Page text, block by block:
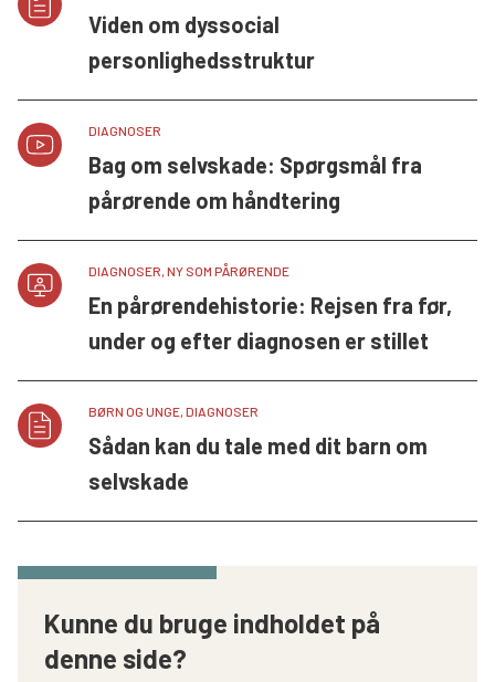
Viden om dyssocial
personlighedsstruktur
DIAGNOSER
Bag om selvskade: Spørgsmål fra
pårørende om håndtering
DIAGNOSER, NY SOM PÅRØRENDE
En pårørendehistorie: Rejsen fra før,
under og efter diagnosen er stillet
BØRN OG UNGE, DIAGNOSER
Sådan kan du tale med dit barn om
selvskade
Kunne du bruge indholdet på
denne side?